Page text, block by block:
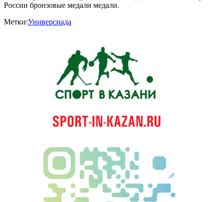
России бронзовые медали медали.
Метки:Универсиада